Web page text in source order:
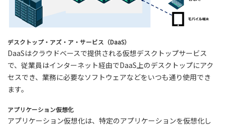
デスクトップ・アズ・ア・サービス（DaaS）
DaaSはクラウドベースで提供される仮想デスクトップサービス
で、従業員はインターネット経由でDaaS上のデスクトップにアク
セスでき、業務に必要なソフトウェアなどをいつも通り使用でき
ます。
アプリケーション仮想化
アプリケーション仮想化は、特定のアプリケーションを仮想化し